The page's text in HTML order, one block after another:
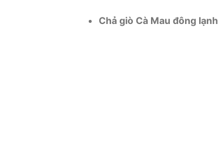
Chả giò Cà Mau đông lạnh